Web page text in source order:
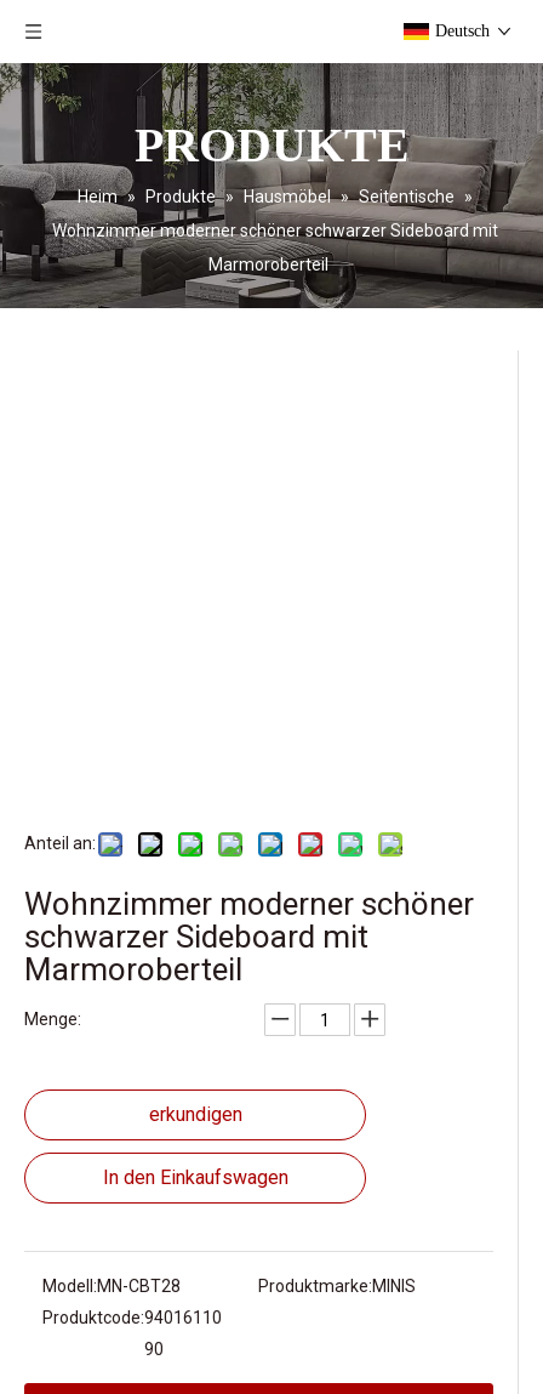
Deutsch
PRODUKTE
Heim » Produkte » Hausmöbel » Seitentische
»
Wohnzimmer moderner schöner schwarzer Sideboard mit
Marmoroberteil
Anteil an:
Wohnzimmer moderner schöner
schwarzer Sideboard mit
Marmoroberteil
Menge:
erkundigen
In den Einkaufswagen
Modell:MN-CBT28 Produktmarke:MINIS
Produktcode:94016110
90